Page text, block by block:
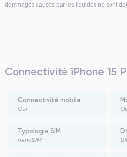
dommages causés par les liquides ne sont
Connectivité iPhone 15
Connectivité mobile
Oui
Typologie SIM
nanoSIM